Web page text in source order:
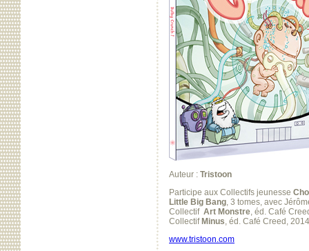
Auteur : Tristoon
Participe aux Collectifs jeunesse
Little Big Bang , 3 tomes, avec
Collectif Art Monstre , éd. Café
CollectifMinus , éd. Café Creed,
www.tristoon.com